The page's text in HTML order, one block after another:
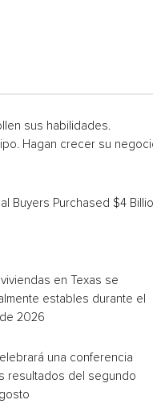
sus habilidades.
Hagan crecer su negocio.
Buyers Purchased $4 Billion
en Texas se
estables durante el
2026
una conferencia
resultados del segundo